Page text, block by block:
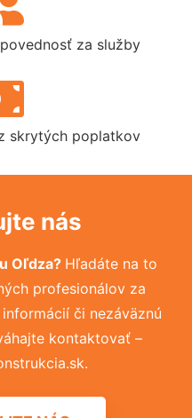
za služby
skrytých poplatkov
nás
Oľdza? Hľadáte na to
profesionálov za
či nezáväznú
kontaktovať –